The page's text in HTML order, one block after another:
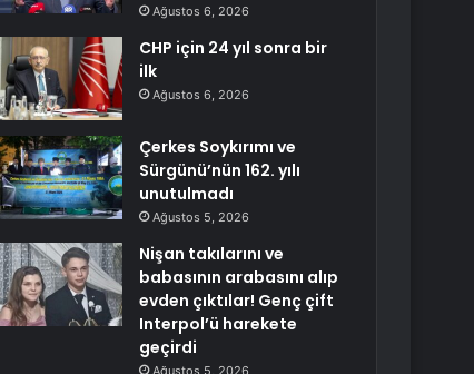
Ağustos 6, 2026
CHP için 24 yıl sonra bir
ilk
Ağustos 6, 2026
Çerkes Soykırımı ve
Sürgünü’nün 162. yılı
unutulmadı
Ağustos 5, 2026
Nişan takılarını ve
babasının arabasını alıp
evden çıktılar! Genç çift
Interpol’ü harekete
geçirdi
Ağustos 5, 2026